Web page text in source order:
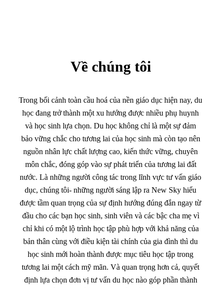
Về chúng tôi
Trong bối cảnh toàn cầu hoá của nền giáo dục hiện nay, du
học đang trở thành một xu hướng được nhiều phụ huynh
và học sinh lựa chọn. Du học không chỉ là một sự đảm
bảo vững chắc cho tương lai của học sinh mà còn tạo nên
nguồn nhân lực chất lượng cao, kiến thức vững, chuyên
môn chắc, đóng góp vào sự phát triển của tương lai đất
nước. Là những người công tác trong lĩnh vực tư vấn giáo
dục, chúng tôi- những người sáng lập ra New Sky hiểu
được tầm quan trọng của sự định hướng đúng đắn ngay từ
đầu cho các bạn học sinh, sinh viên và các bậc cha mẹ vì
chỉ khi có một lộ trình học tập phù hợp với khả năng của
bản thân cùng với điều kiện tài chính của gia đình thì du
học sinh mới hoàn thành được mục tiêu học tập trong
tương lai một cách mỹ mãn. Và quan trọng hơn cả, quyết
định lựa chọn đơn vị tư vấn du học nào góp phần thành